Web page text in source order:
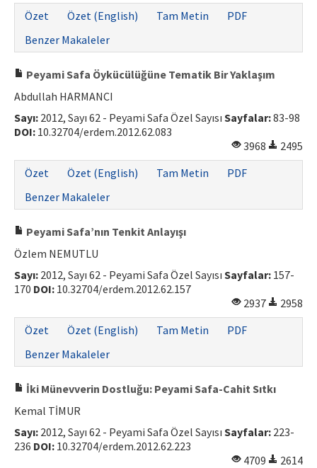
Özet
Özet (English) Tam Metin
PDF
Benzer Makaleler
Peyami Safa Öykücülüğüne Tematik Bir Yaklaşım
Abdullah HARMANCI
Sayı: 2012, Sayı 62 - Peyami Safa Özel Sayısı Sayfalar:83-98
DOI: 10.32704/erdem.2012.62.083
3968
2495
Özet
Özet (English) Tam Metin
PDF
Benzer Makaleler
Peyami Safa’nın Tenkit Anlayışı
Özlem NEMUTLU
Sayı: 2012, Sayı 62 - Peyami Safa Özel Sayısı Sayfalar: 157-
170 DOI: 10.32704/erdem.2012.62.157
2937
2958
Özet
Özet (English) Tam Metin
PDF
Benzer Makaleler
İki Münevverin Dostluğu: Peyami Safa-Cahit Sıtkı
Kemal TİMUR
Sayı: 2012, Sayı 62 - Peyami Safa Özel Sayısı Sayfalar: 223-
236 DOI: 10.32704/erdem.2012.62.223
4709
2614